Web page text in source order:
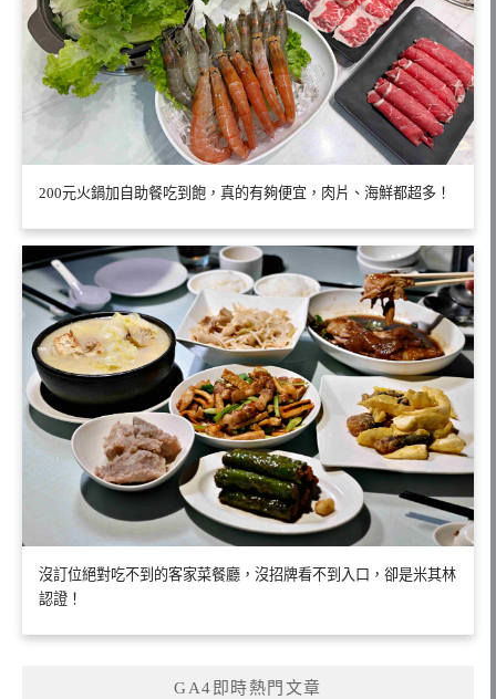
200元火鍋加自助餐吃到飽，真的有夠便宜，肉片、海鮮都超多！
沒訂位絕對吃不到的客家菜餐廳，沒招牌看不到入口，卻是米其林
認證！
GA4即時熱門文章